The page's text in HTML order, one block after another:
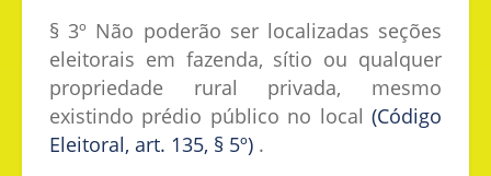
§ 3º Não poderão ser localizadas seções
eleitorais em fazenda, sítio ou qualquer
propriedade rural privada, mesmo
existindo prédio público no local (Código
Eleitoral, art. 135, § 5º) .